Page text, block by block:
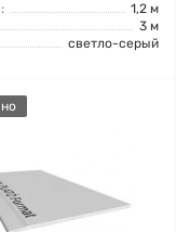
1,2 м
3 м
светло-серый